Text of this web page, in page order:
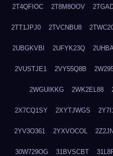
2T4QFIOC 2T8M8OOV
2TT1JPJ0 2TVCNBU8
2UBGKVBI 2UFYK23Q
2VUSTJE1 2VY55Q8B
2WGUIKKG 2WK2EL88
2X7CQ1SY 2XYTJWGS
2YV3O361 2YXVOCOL
30W729OG 31BVSCBT